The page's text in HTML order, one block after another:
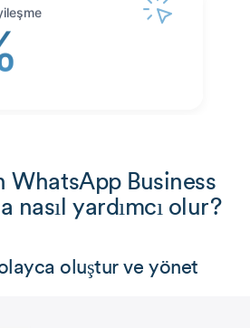
WhatsApp Business
nasıl yardımcı olur?
oluştur ve yönet